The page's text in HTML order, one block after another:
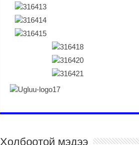
Холбоотой мэдээ